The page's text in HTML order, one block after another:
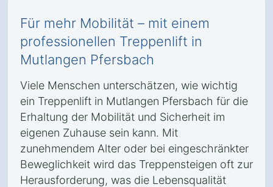
Für mehr Mobilität – mit einem
professionellen Treppenlift in
Mutlangen Pfersbach
Viele Menschen unterschätzen, wie wichtig
ein Treppenlift in Mutlangen Pfersbach für die
Erhaltung der Mobilität und Sicherheit im
eigenen Zuhause sein kann. Mit
zunehmendem Alter oder bei eingeschränkter
Beweglichkeit wird das Treppensteigen oft zur
Herausforderung, was die Lebensqualität